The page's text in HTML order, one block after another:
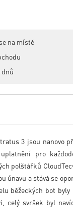
na místě
dnů
3 jsou nanovo
pro
polštářků
únavu a stává se
běžeckých bot
celý svršek byl